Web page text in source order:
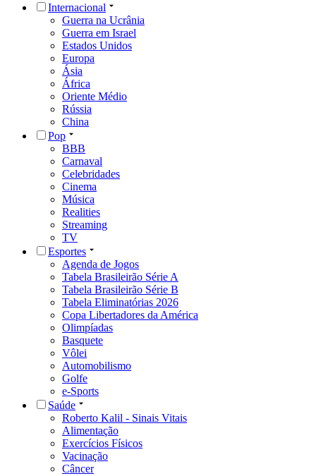
Internacional
Guerra na Ucrânia
Guerra em Israel
Estados Unidos
Europa
Ásia
África
Oriente Médio
Rússia
China
Pop
BBB
Carnaval
Celebridades
Cinema
Música
Realities
Streaming
TV
Esportes
Agenda de Jogos
Tabela Brasileirão Série A
Tabela Brasileirão Série B
Tabela Eliminatórias 2026
Copa Libertadores da América
Olimpíadas
Basquete
Vôlei
Automobilismo
Golfe
e-Sports
Saúde
Roberto Kalil - Sinais Vitais
Alimentação
Exercícios Físicos
Vacinação
Câncer